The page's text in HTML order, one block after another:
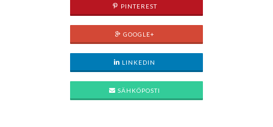
PINTEREST
GOOGLE+
LINKEDIN
SÄHKÖPOSTI